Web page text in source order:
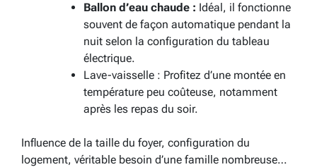
Ballon d’eau chaude : Idéal, il fonctionne
souvent de façon automatique pendant la
nuit selon la configuration du tableau
électrique.
Lave-vaisselle : Profitez d’une montée en
température peu coûteuse, notamment
après les repas du soir.
Influence de la taille du foyer, configuration du
logement, véritable besoin d’une famille nombreuse…